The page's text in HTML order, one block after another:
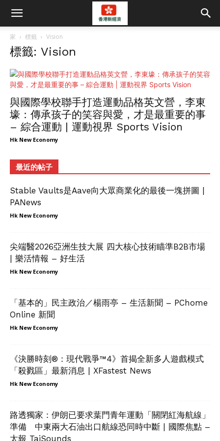
家 標籤 Vision
標籤: Vision
與國際學校聯手打造運動品格英文營，李東
壕：傳承孩子的笑容與愛，才是最重要的事
– 綜合運動 | 運動視界 Sports Vision
Hk New Economy
最近的帖子
Stable Vaults是Aave向大眾商業化的最後一塊拼圖 |
PANews
Hk New Economy
尖端醫2026亞洲生技大展 四大核心技術瞄準B2B市場
| 樂活情報 – 好生活
Hk New Economy
「基本的」民主政治／楊雨亭 – 生活新聞 – PChome
Online 新聞
Hk New Economy
《決勝時刻®：現代戰爭™4》首揭全新多人遊戲模式
「殺戮區」最新消息 | XFastest News
Hk New Economy
路透獨家：伊朗已要求葉門青年運動「關閉紅海航線」
準備 中東兩大石油出口航線恐同時中斷 | 國際焦點 –
太報 TaiSounds